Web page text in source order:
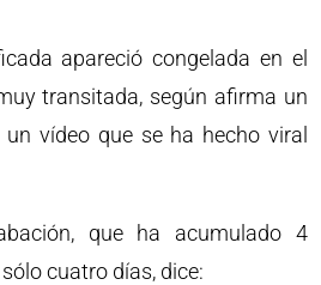
apareció congelada en el
transitada, según afirma un
vídeo que se ha hecho viral
que ha acumulado 4
cuatro días, dice: